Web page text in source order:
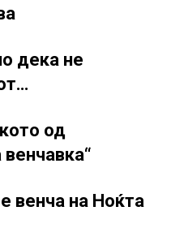
дека не
од
венча на Ноќта